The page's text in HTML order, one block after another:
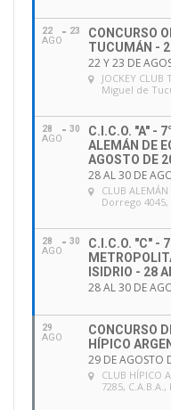
22
AGO
23
CONCURSO
TUCUMÁN -
22 Y 23 DE
JOCKEY CLUB
Miguel de
28
AGO
30
C.I.C.O. "A" -
ALEMÁN DE
AGOSTO DE
28 AL 30 DE
CLUB
Dorrego
28
AGO
30
C.I.C.O. "C" -
ISIDRIO - 28
28 AL 30 DE
29
AGO
CONCURSO
HÍPICO
29 DE AGOSTO
CLUB HÍPICO
7285,